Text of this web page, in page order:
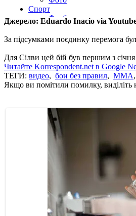
Джерело: Eduardo Inacio via
За підсумками поєдинку перемога
Для Сілви цей бій був першим з
Читайте Korrespondent.net в Google
ТЕГИ: видео, бои без правил, ММА,
Якщо ви помітили помилку, виділіть